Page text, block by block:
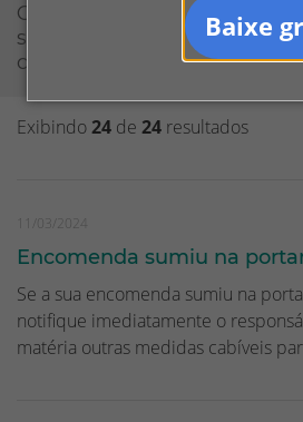
Baixe
Conteúdos para moradores
sobre leis, normas e regras
condomínio.
Exibindo24 de 24 resultados
11/03/2024
Encomenda sumiu na
Se a sua encomenda sumiu na
notifique imediatamente o
matéria outras medidas cabíveis